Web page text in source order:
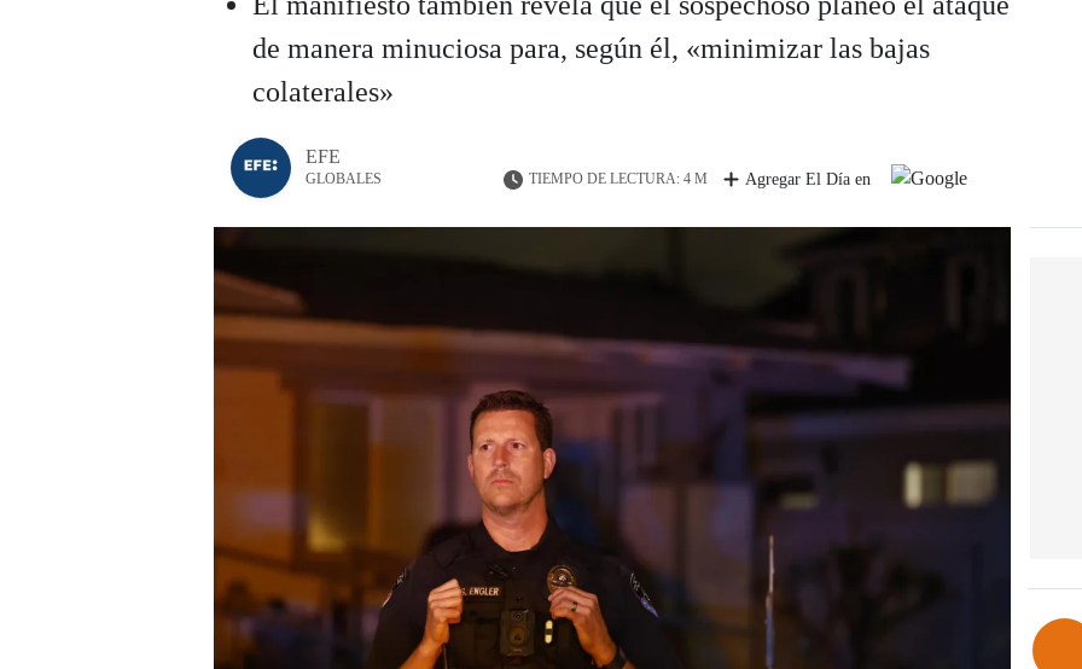
de manera minuciosa para, según él, «minimizar las bajas
colaterales»
EFE
GLOBALES TIEMPO DE LECTURA: 4 M Agregar El Día en